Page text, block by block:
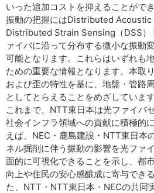
いった追加コストを抑えることができ
振動の把握にはDistributed
Distributed Strain Sensing（DSS）
ァイバに沿って分布する微小な振動
可能となります。これらはいずれも
ための重要な情報となります。本取
および歪の特性を基に、地盤・管路
としてとらえることをめざしています
これまで、NTT東日本は光ファイバ
社会インフラ領域への貢献に積極的
えば、NEC・鹿島建設・NTT東日本
ネル掘削に伴う振動の影響を光ファ
面的に可視化できることを示し、都
向上や住民の安心感醸成に寄与でき
た、NTT・NTT東日本・NECの共同